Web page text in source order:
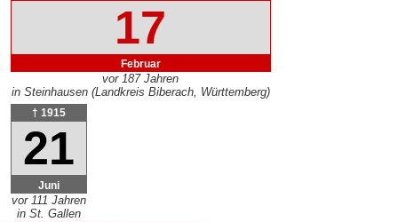
17
Februar
vor 187 Jahren
in Steinhausen (Landkreis Biberach, Württemberg)
† 1915
21
Juni
vor 111 Jahren
in St. Gallen